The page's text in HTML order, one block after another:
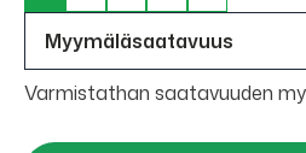
Myymäläsaatavuus
Varmistathan saatavuuden